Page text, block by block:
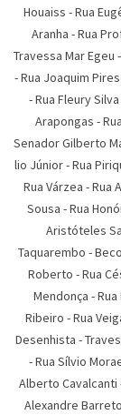
Houaiss -Rua
Aranha -Rua
Travessa Mar Egeu -
-Rua Joaquim Pires
-Rua Fleury Silva
Arapongas -
Senador Gilberto
lio Júnior-Rua
Rua Várzea -Rua
Sousa -Rua
Aristóteles
Taquarembo -
Roberto -Rua
Mendonça -
Ribeiro -Rua
Desenhista -
-Rua Sí­lvio
Alberto Cavalcanti
Alexandre Barreto